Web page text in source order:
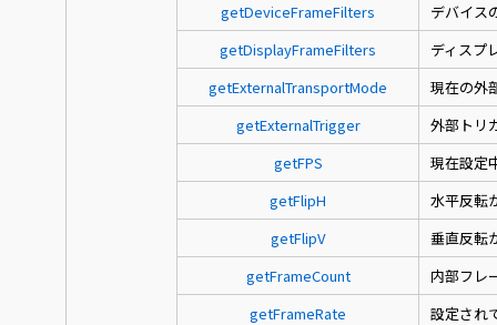
getDeviceFrameFilters
デバイス
getDisplayFrameFilters
ディスプ
getExternalTransportMode
現在の外
getExternalTrigger
外部トリ
getFPS
現在設定
getFlipH
水平反転
getFlipV
垂直反転
getFrameCount
内部フレ
getFrameRate
設定され